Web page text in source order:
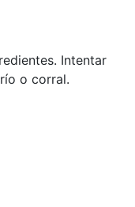
Intentar
o corral.